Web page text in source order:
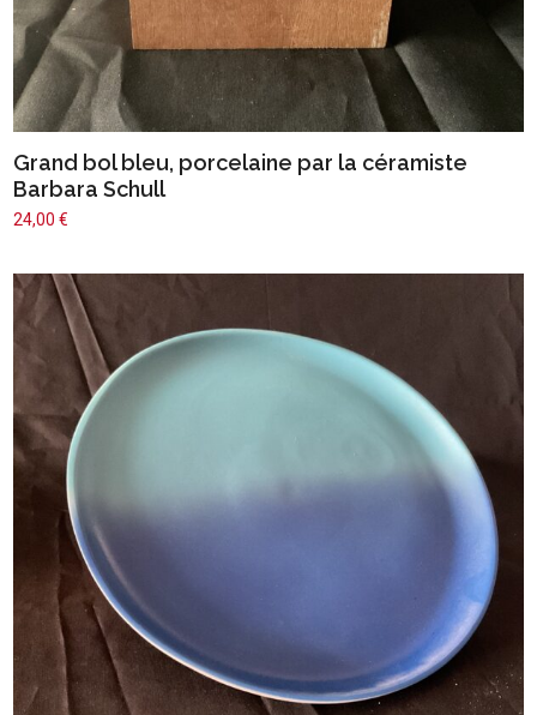
Grand bol bleu, porcelaine par la céramiste
Barbara Schull
24,00€